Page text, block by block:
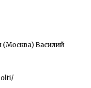
(Москва) Василий